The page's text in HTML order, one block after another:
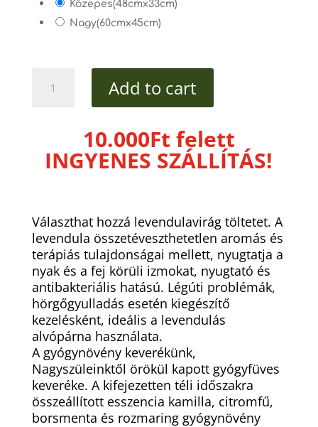
Közepes(48cmx33cm)
Nagy(60cmx45cm)
tönkölypelyva
Add to cart
10.000Ft felett
INGYENES SZÁLLÍTÁS!
Választhat hozzá levendulavirág töltetet. A
levendula összetéveszthetetlen aromás és
terápiás tulajdonságai mellett, nyugtatja a
nyak és a fej körüli izmokat, nyugtató és
antibakteriális hatású. Légúti problémák,
hörgőgyulladás esetén kiegészítő
kezelésként, ideális a levendulás
alvópárna használata.
A gyógynövény keverékünk,
Nagyszüleinktől örökül kapott gyógyfüves
keveréke. A kifejezetten téli időszakra
összeállított esszencia kamilla, citromfű,
borsmenta és rozmaring gyógynövény